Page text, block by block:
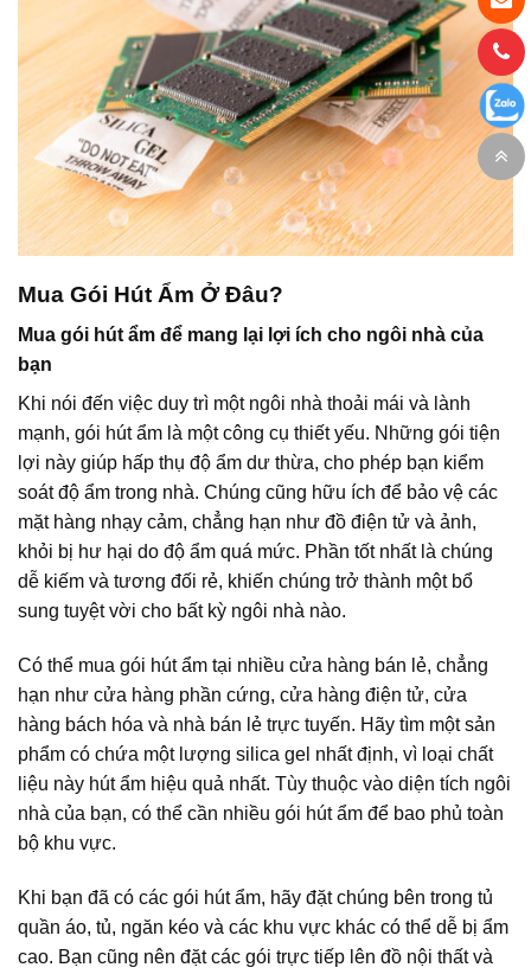
Mua Gói Hút Ẩm Ở Đâu?
Mua gói hút ẩm để mang lại lợi ích cho ngôi nhà của
bạn
Khi nói đến việc duy trì một ngôi nhà thoải mái và lành
mạnh, gói hút ẩm là một công cụ thiết yếu. Những gói tiện
lợi này giúp hấp thụ độ ẩm dư thừa, cho phép bạn kiểm
soát độ ẩm trong nhà. Chúng cũng hữu ích để bảo vệ các
mặt hàng nhạy cảm, chẳng hạn như đồ điện tử và ảnh,
khỏi bị hư hại do độ ẩm quá mức. Phần tốt nhất là chúng
dễ kiếm và tương đối rẻ, khiến chúng trở thành một bổ
sung tuyệt vời cho bất kỳ ngôi nhà nào.
Có thể mua gói hút ẩm tại nhiều cửa hàng bán lẻ, chẳng
hạn như cửa hàng phần cứng, cửa hàng điện tử, cửa
hàng bách hóa và nhà bán lẻ trực tuyến. Hãy tìm một sản
phẩm có chứa một lượng silica gel nhất định, vì loại chất
liệu này hút ẩm hiệu quả nhất. Tùy thuộc vào diện tích ngôi
nhà của bạn, có thể cần nhiều gói hút ẩm để bao phủ toàn
bộ khu vực.
Khi bạn đã có các gói hút ẩm, hãy đặt chúng bên trong tủ
quần áo, tủ, ngăn kéo và các khu vực khác có thể dễ bị ẩm
cao. Bạn cũng nên đặt các gói trực tiếp lên đồ nội thất và